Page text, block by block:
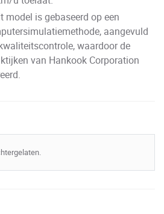
model is gebaseerd op een
aangevuld
waardoor de
van Hankook Corporation